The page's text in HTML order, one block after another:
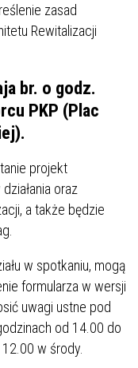
zasad
Rewitalizacji
br. o godz.
PKP (Plac
projekt
oraz
a także będzie
w spotkaniu, mogą
formularza w wersji
uwagi ustne pod
od 14.00 do
w środy.